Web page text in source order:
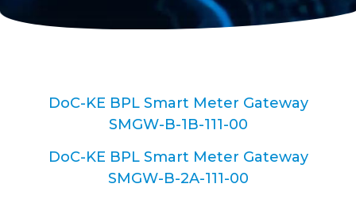
DoC-KE BPL Smart Meter Gateway
SMGW-B-1B-111-00
DoC-KE BPL Smart Meter Gateway
SMGW-B-2A-111-00